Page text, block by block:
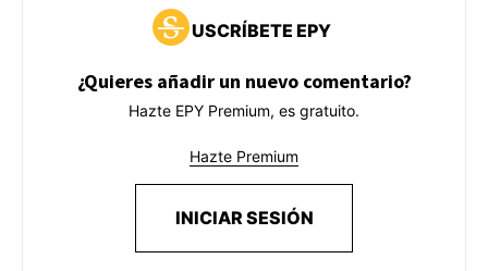
USCRÍBETE EPY
¿Quieres añadir un nuevo comentario?
Hazte EPY Premium, es gratuito.
Hazte Premium
INICIAR SESIÓN